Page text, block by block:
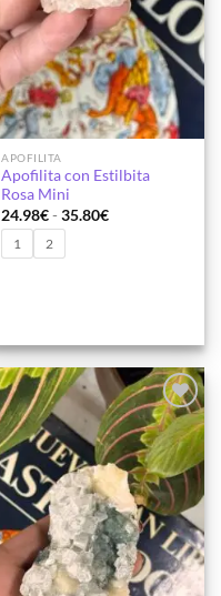
APOFILITA
Apofilita con Estilbita
Rosa Mini
24.98€- 35.80€Rango
1 2
Añadir
a la
lista de
deseos